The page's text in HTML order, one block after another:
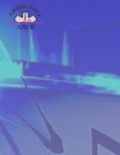
Panneau de gestion des cookies